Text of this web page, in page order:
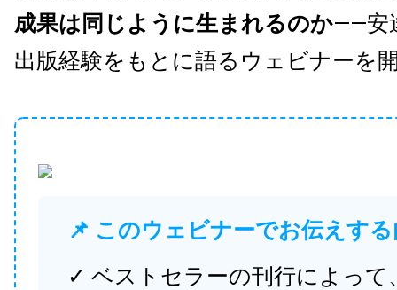
成果は同じように生まれるのか——安
出版経験をもとに語るウェビナーを
📌 このウェビナーでお伝えす
✓ ベストセラーの刊行によって